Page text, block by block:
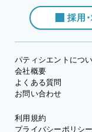
採用
パティシエントにつ
会社概要
よくある質問
お問い合わせ
利用規約
プライバシーポリシー